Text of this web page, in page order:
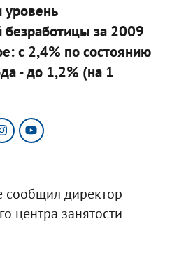
уровень
безработицы за 2009
с 2,4% по состоянию
- до 1,2% (на 1
сообщил директор
центра занятости